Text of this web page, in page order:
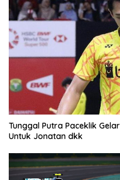
Tunggal Putra Paceklik
Untuk Jonatan dkk